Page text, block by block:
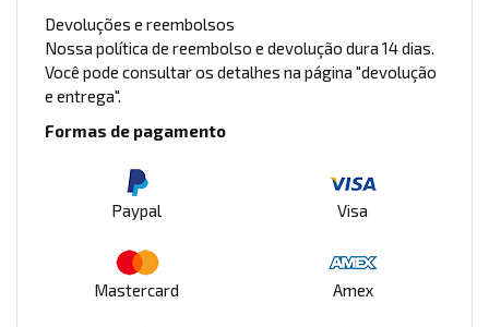
Devoluções e reembolsos
Nossa política de reembolso e devolução dura 14 dias.
Você pode consultar os detalhes na página "devolução
e entrega".
Formas de pagamento
Paypal Visa
Mastercard Amex